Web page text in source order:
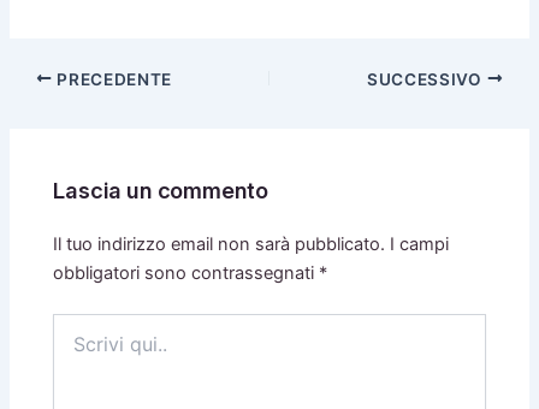
PRECEDENTE SUCCESSIVO
Lascia un commento
Il tuo indirizzo email non sarà pubblicato. I campi
obbligatori sono contrassegnati *
qui..